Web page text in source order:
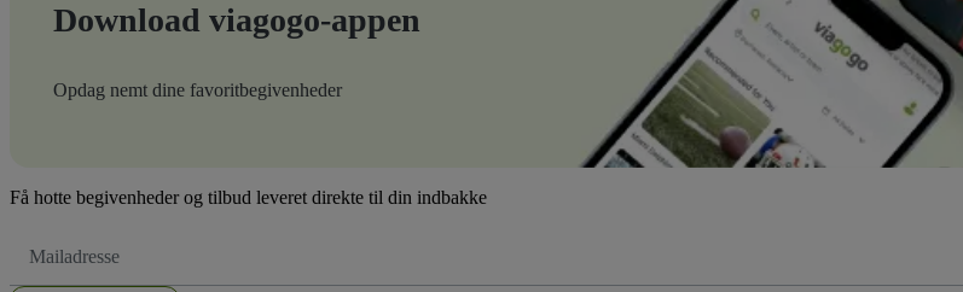
Download viagogo-appen
Opdag nemt dine favoritbegivenheder
Få hotte begivenheder og tilbud leveret direkte til din indbakke
adresse